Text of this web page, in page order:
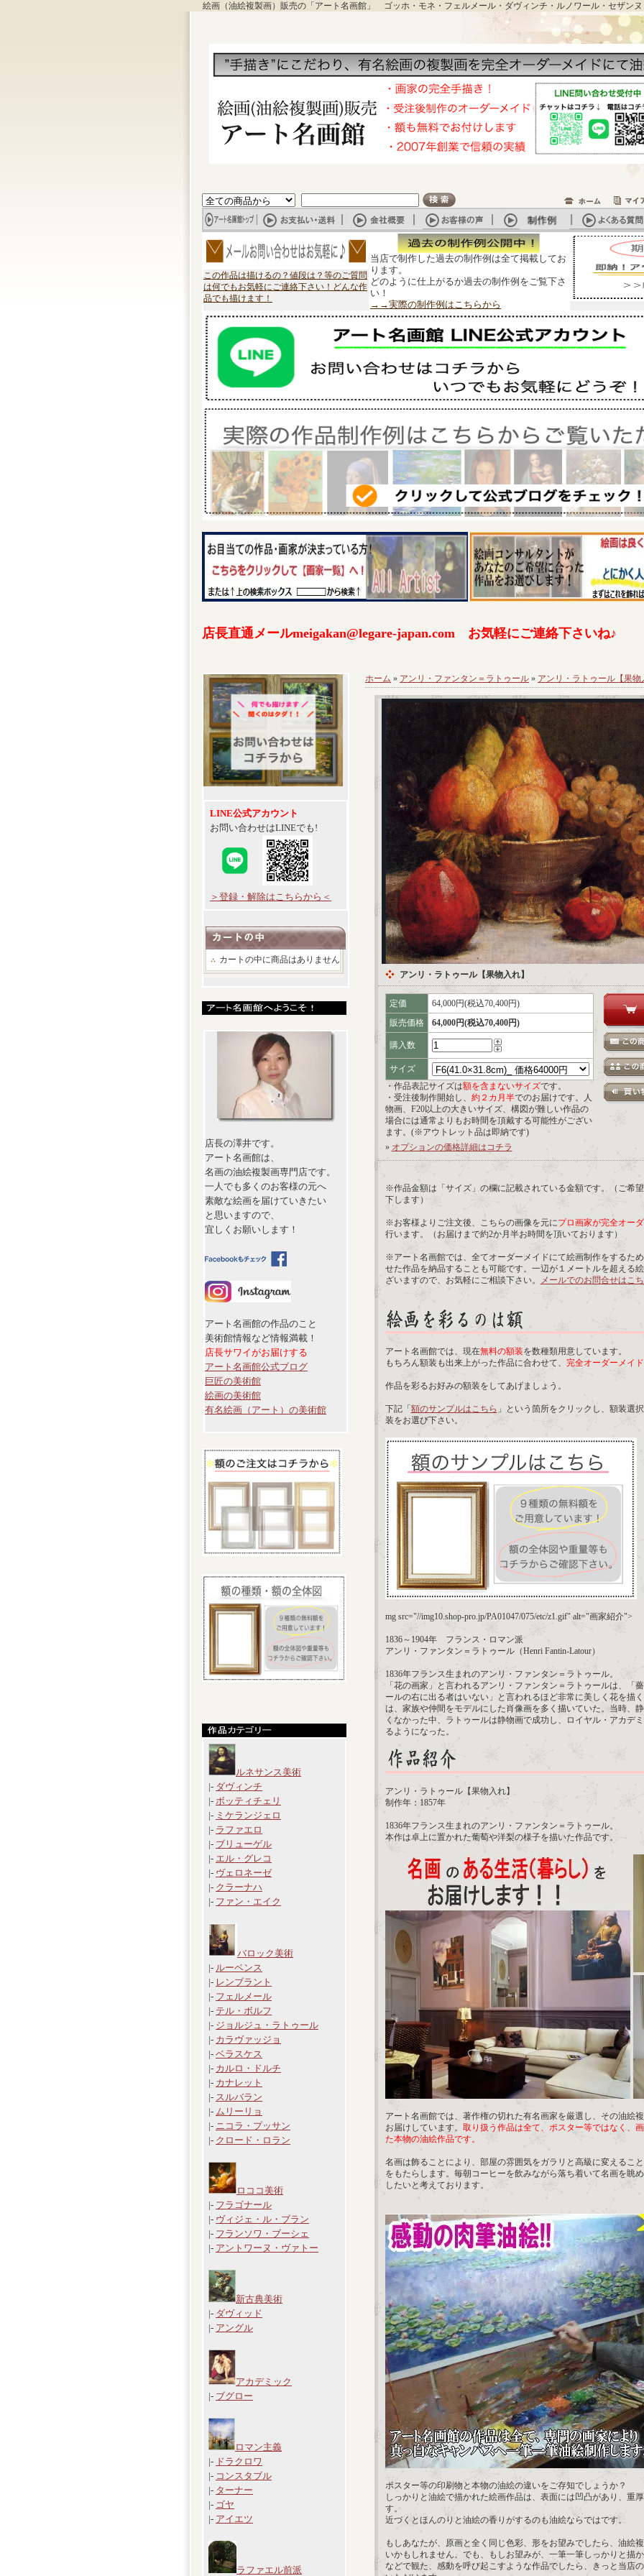
絵画（油絵複製画）販売の「アート名画館」 ゴッホ・モネ・フェルメール・ダヴィンチ・ルノワール・セザン
この作品は描けるの？値段は？等のご質問
は何でもお気軽にご連絡下さい！どんな作
品でも描けます！
当店で制作した過去の制作例は全て掲載してお
ります。
どのように仕上がるか過去の制作例をご覧下さ
い！
→→実際の制作例はこちらから
店長直通メールmeigakan@legare-japan.com お気軽にご連絡下さいね♪
LINE公式アカウント
お問い合わせはLINEでも!
＞登録・解除はこちらから＜
カートの中に商品はありません
店長の澤井です。
アート名画館は、
名画の油絵複製画専門店です。
一人でも多くのお客様の元へ
素敵な絵画を届けていきたい
と思いますので、
宜しくお願いします！
アート名画館の作品のこと
美術館情報など情報満載！
店長サワイがお届けする
アート名画館公式ブログ
巨匠の美術館
絵画の美術館
有名絵画（アート）の美術館
ルネサンス美術
|- ダヴィンチ
|- ボッティチェリ
|- ミケランジェロ
|- ラファエロ
|- ブリューゲル
|- エル・グレコ
|- ヴェロネーゼ
|- クラーナハ
|- ファン・エイク
バロック美術
|- ルーベンス
|- レンブラント
|- フェルメール
|- テル・ボルフ
|- ジョルジュ・ラトゥール
|- カラヴァッジョ
|- ベラスケス
|- カルロ・ドルチ
|- カナレット
|- スルバラン
|- ムリーリョ
|- ニコラ・プッサン
|- クロード・ロラン
ロココ美術
|- フラゴナール
|- ヴィジェ・ル・ブラン
|- フランソワ・ブーシェ
|- アントワーヌ・ヴァトー
新古典美術
|- ダヴィッド
|- アングル
アカデミック
|- ブグロー
ロマン主義
|- ドラクロワ
|- コンスタブル
|- ターナー
|- ゴヤ
|- アイエツ
ラファエル前派
ホーム » アンリ・ファンタン＝ラトゥール » アンリ・ラトゥール【果物
アンリ・ラトゥール【果物入れ】
定価
64,000円(税込70,400円)
販売価格
64,000円(税込70,400円)
購入数
サイズ
・作品表記サイズは額を含まないサイズです。
・受注後制作開始し、 約２カ月半でのお届けです。人
物画、F20以上の大きいサイズ、構図が難しい作品の
場合には通常よりもお時間を頂戴する可能性がござい
ます。(※アウトレット品は即納です)
» オプションの価格詳細はコチラ
※作品金額は「サイズ」の欄に記載されている金額です。（ご希
下します）
※お客様よりご注文後、こちらの画像を元にプロ画家が完全オー
行います。（お届けまで約2か月半お時間を頂いております）
※アート名画館では、全てオーダーメイドにて絵画制作をするた
せた作品を納品することも可能です。一辺が１メートルを超える
ざいますので、お気軽にご相談下さい。
メールでのお問合せはこ
アート名画館では、現在無料の額装を数種類用意しています。
もちろん額装も出来上がった作品に合わせて、 完全オーダーメイド
作品を彩るお好みの額装をしてあげましょう。
下記「 額のサンプルはこちら 」という箇所をクリックし、額装選
装をお選び下さい。
mg src="//img10.shop-pro.jp/PA01047/075/etc/z1.gif" alt="画家紹介">
1836～1904年 フランス・ロマン派
アンリ・ファンタン＝ラトゥール（Henri Fantin-Latour）
1836年フランス生まれのアンリ・ファンタン＝ラトゥール。
「花の画家」と言われるアンリ・ファンタン＝ラトゥールは、「
ールの右に出る者はいない」と言われるほど非常に美しく花を描
は、家族や仲間をモデルにした肖像画を多く描いていた。当時、
くなかった中、ラトゥールは静物画で成功し、ロイヤル・アカデ
るようになった。
アンリ・ラトゥール【果物入れ】
制作年：1857年
1836年フランス生まれのアンリ・ファンタン＝ラトゥール。
本作は卓上に置かれた葡萄や洋梨の様子を描いた作品です。
アート名画館では、著作権の切れた有名画家を厳選し、その油絵
お届けしています。 取り扱う作品は全て、ポスター等ではなく、
た本物の油絵作品です。
名画は飾ることにより、部屋の雰囲気をガラリと高級に変えるこ
をもたらします。毎朝コーヒーを飲みながら落ち着いて名画を眺
したいと考えております。
ポスター等の印刷物と本物の油絵の違いをご存知でしょうか？
しっかりと油絵で描かれた絵画作品は、表面には凹凸があり、重
す。
近づくとほんのりと油絵の香りがするのも油絵ならではです。
もしあなたが、原画と全く同じ色彩、形をお望みでしたら、油絵
いかもしれません。でも、もしお望みが、一筆一筆しっかりと描
などで観た、感動を呼び起こすような作品でしたら、きっと当店